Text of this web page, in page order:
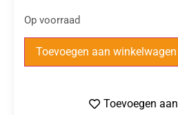
Op voorraad
Toevoegen aan winkelwagen
Toevoegen